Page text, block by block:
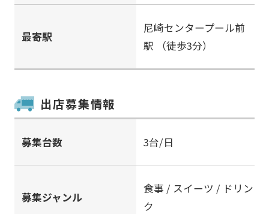
最寄駅
尼崎センタープール前
駅
（徒歩3分）
出店募集情報
募集台数 3台/日
募集ジャンル
食事 / スイーツ / ドリン
ク